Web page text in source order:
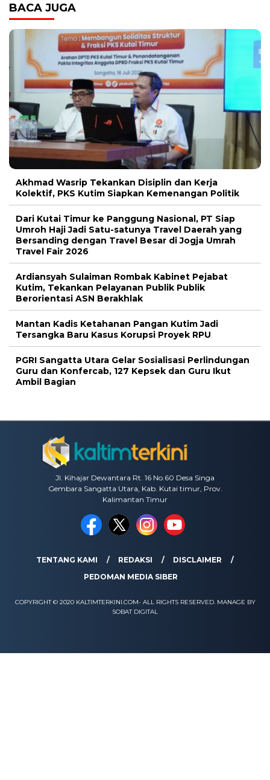
BACA JUGA
Akhmad Wasrip Tekankan Disiplin dan Kerja
Kolektif, PKS Kutim Siapkan Kemenangan Politik
Dari Kutai Timur ke Panggung Nasional, PT Siap
Umroh Haji Jadi Satu-satunya Travel Daerah yang
Bersanding dengan Travel Besar di Jogja Umrah
Travel Fair 2026
Ardiansyah Sulaiman Rombak Kabinet Pejabat
Kutim, Tekankan Pelayanan Publik Publik
Berorientasi ASN Berakhlak
Mantan Kadis Ketahanan Pangan Kutim Jadi
Tersangka Baru Kasus Korupsi Proyek RPU
PGRI Sangatta Utara Gelar Sosialisasi Perlindungan
Guru dan Konfercab, 127 Kepsek dan Guru Ikut
Ambil Bagian
Jl. Kihajar Dewantara Rt. 16 No.60 Desa Singa
Gembara Sangatta Utara, Kab. Kutai timur, Prov.
Kalimantan Timur
TENTANG KAMI REDAKSI
DISCLAIMER
PEDOMAN MEDIA SIBER
COPYRIGHT © 2020 KALTIMTERKINI.COM- ALL RIGHTS RESERVED. MANAGE BY
SOBAT DIGITAL